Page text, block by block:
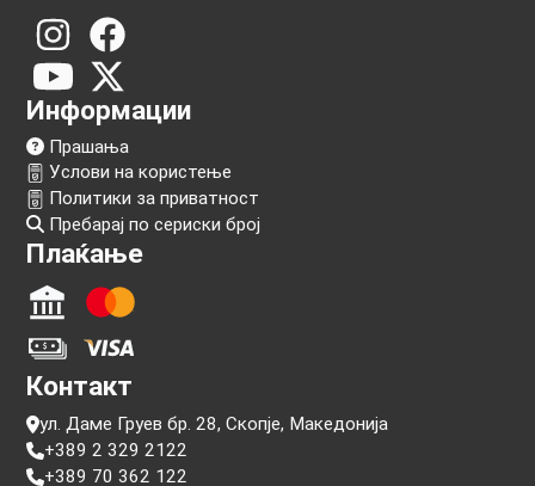
Следи нѐ!
Информации
Прашања
Политики за приватност
Пребарај по сериски број